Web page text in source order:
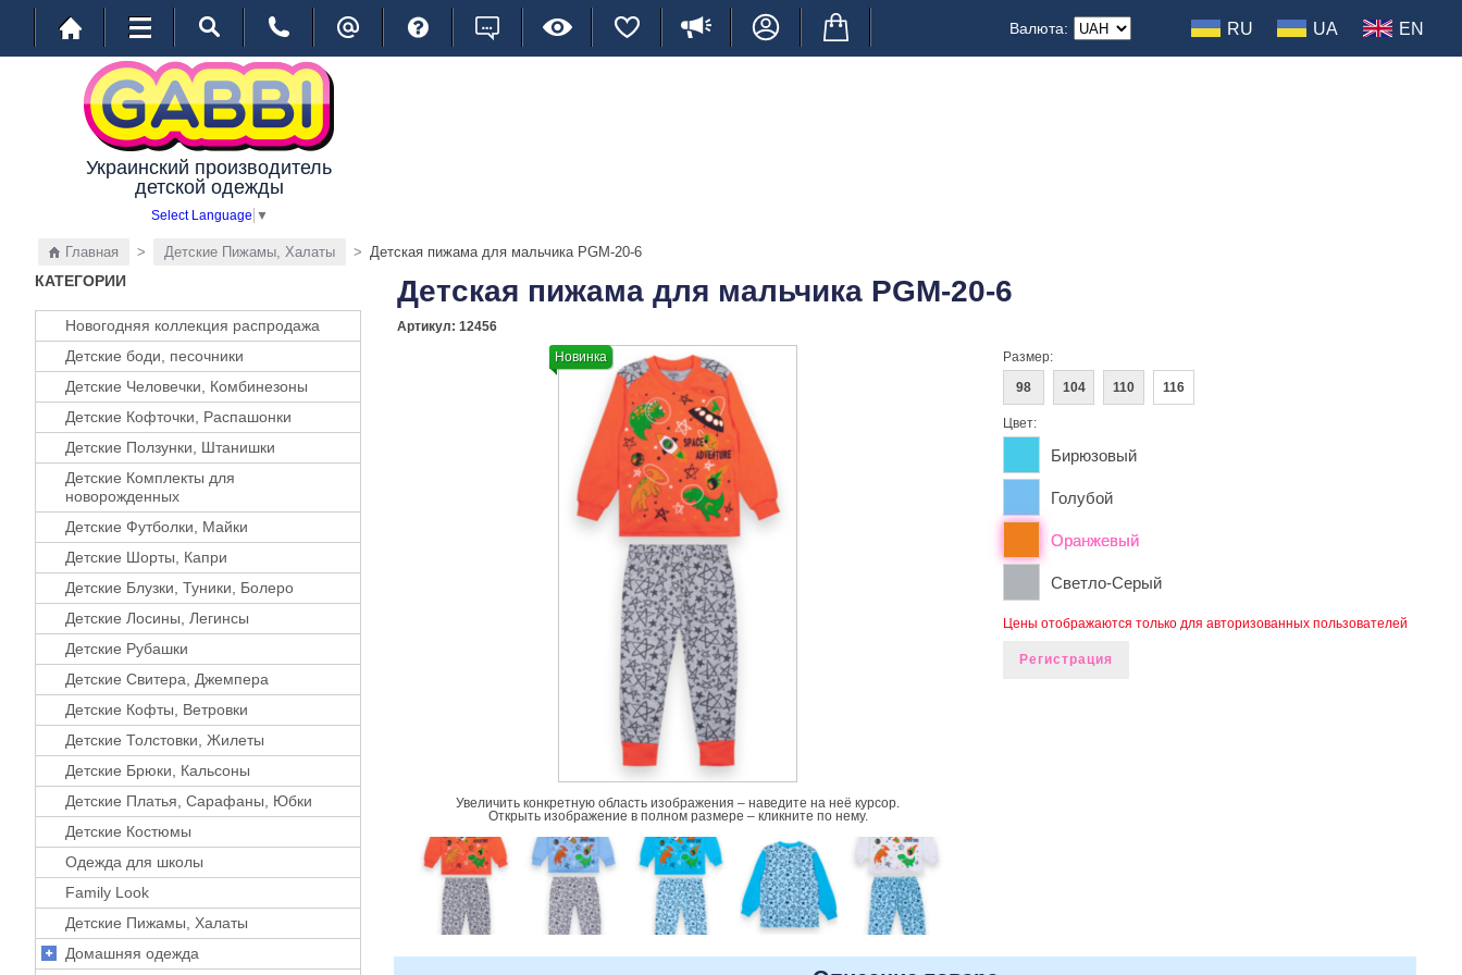
Валюта: RU UA EN
Украинский производитель
детской одежды
Select Language ▼
Главная > Детские Пижамы, Халаты > Детская пижама для мальчика PGМ-20-6
КАТЕГОРИИ
Новогодняя коллекция распродажа
Детские боди, песочники
Детские Человечки, Комбинезоны
Детские Кофточки, Распашонки
Детские Ползунки, Штанишки
Детские Комплекты для
новорожденных
Детские Футболки, Майки
Детские Шорты, Капри
Детские Блузки, Туники, Болеро
Детские Лосины, Легинсы
Детские Рубашки
Детские Свитера, Джемпера
Детские Кофты, Ветровки
Детские Толстовки, Жилеты
Детские Брюки, Кальсоны
Детские Платья, Сарафаны, Юбки
Детские Костюмы
Одежда для школы
Family Look
Детские Пижамы, Халаты
Домашняя одежда
Детская пижама для мальчика PGМ-20-6
Артикул: 12456
Новинка
Увеличить конкретную область изображения – наведите на неё курсор.
Открыть изображение в полном размере – кликните по нему.
Размер:
98
104 110 116
Цвет:
Бирюзовый
Голубой
Оранжевый
Светло-Серый
Цены отображаются только для авторизованных пользователей
Регистрация